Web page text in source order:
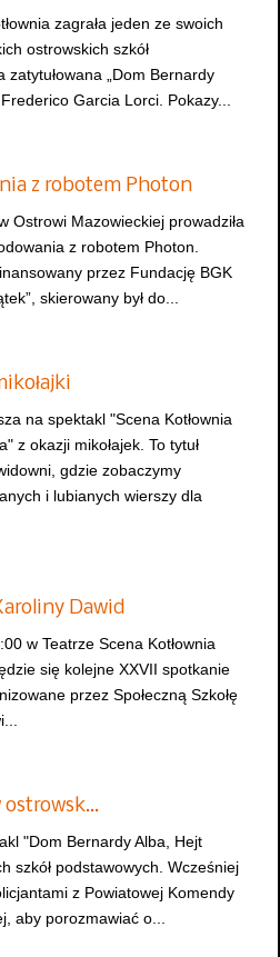
zagrała jeden ze swoich
ostrowskich szkół
zatytułowana „Dom Bernardy
Garcia Lorci. Pokazy...
z robotem Photon
Ostrowi Mazowieckiej prowadziła
z robotem Photon.
przez Fundację BGK
skierowany był do...
na spektakl "Scena Kotłownia
z okazji mikołajek. To tytuł
gdzie zobaczymy
i lubianych wierszy dla
Dawid
w Teatrze Scena Kotłownia
się kolejne XXVII spotkanie
przez Społeczną Szkołę
ostrowsk…
"Dom Bernardy Alba, Hejt
szkół podstawowych. Wcześniej
z Powiatowej Komendy
aby porozmawiać o...